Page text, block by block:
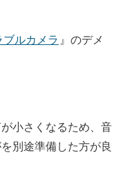
ルカメラ 』 のデメ
小さくなるため、音
別途準備した方が良